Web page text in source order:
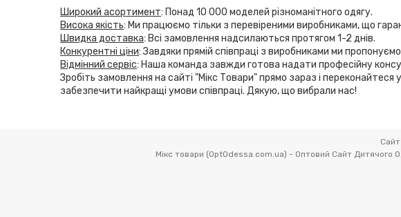
Широкий асортимент: Понад 10 000 моделей різноманітного одягу.
Висока якість: Ми працюємо тільки з перевіреними виробниками, що
Швидка доставка: Всі замовлення надсилаються протягом 1-2 днів.
Конкурентні ціни: Завдяки прямій співпраці з виробниками ми
Відмінний сервіс: Наша команда завжди готова надати професійну
Зробіть замовлення на сайті "Мікс Товари" прямо зараз і переконайтеся
забезпечити найкращі умови співпраці. Дякую, що вибрали нас!